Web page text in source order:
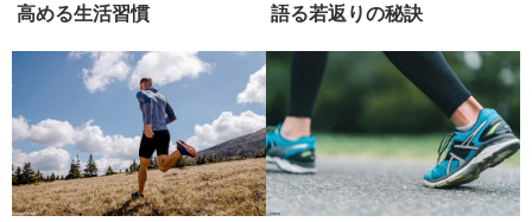
高める生活習慣
語る若返りの秘訣